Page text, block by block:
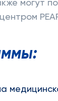
могут